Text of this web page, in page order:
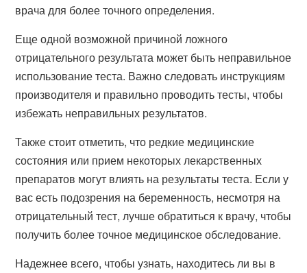
врача для более точного определения.
Еще одной возможной причиной ложного
отрицательного результата может быть неправильное
использование теста. Важно следовать инструкциям
производителя и правильно проводить тесты, чтобы
избежать неправильных результатов.
Также стоит отметить, что редкие медицинские
состояния или прием некоторых лекарственных
препаратов могут влиять на результаты теста. Если у
вас есть подозрения на беременность, несмотря на
отрицательный тест, лучше обратиться к врачу, чтобы
получить более точное медицинское обследование.
Надежнее всего, чтобы узнать, находитесь ли вы в